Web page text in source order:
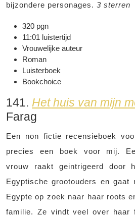
bijzondere personages. 3 sterren
320 pgn
11:01 luistertijd
Vrouwelijke auteur
Roman
Luisterboek
Bookchoice
141. Het huis van mijn
Farag
Een non fictie recensieboek
precies een boek voor mij.
vrouw raakt geintrigeerd door
Egyptische grootouders en gaat
Egypte op zoek naar haar roots
familie. Ze vindt veel over haar